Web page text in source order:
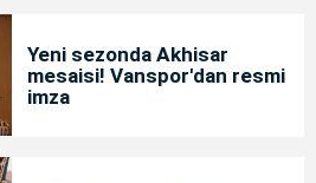
Yeni sezonda Akhisar
mesaisi! Vanspor'dan resmi
imza